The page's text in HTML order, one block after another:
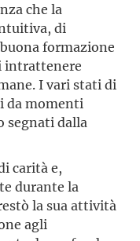
che la
di
formazione
intrattenere
I vari stati di
da momenti
segnati dalla
carità e,
durante la
la sua attività
agli